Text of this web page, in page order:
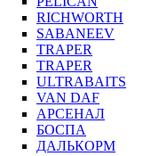
RICHWORTH
SABANEEV
TRAPER
TRAPER
ULTRABAITS
VAN DAF
АРСЕНАЛ
БОСПА
ДАЛЬКОРМ